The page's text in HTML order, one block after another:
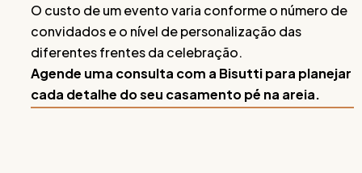
O custo de um evento varia conforme o número de
convidados e o nível de personalização das
diferentes frentes da celebração.
Agende uma consulta com a Bisutti para planejar
cada detalhe do seu casamento pé na areia.